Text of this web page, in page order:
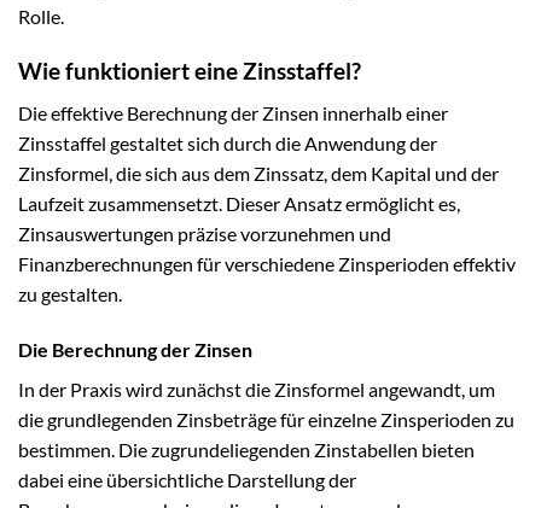
Rolle.
Wie funktioniert eine Zinsstaffel?
Die effektive Berechnung der Zinsen innerhalb einer
Zinsstaffel gestaltet sich durch die Anwendung der
Zinsformel, die sich aus dem Zinssatz, dem Kapital und der
Laufzeit zusammensetzt. Dieser Ansatz ermöglicht es,
Zinsauswertungen präzise vorzunehmen und
Finanzberechnungen für verschiedene Zinsperioden effektiv
zu gestalten.
Die Berechnung der Zinsen
In der Praxis wird zunächst die Zinsformel angewandt, um
die grundlegenden Zinsbeträge für einzelne Zinsperioden zu
bestimmen. Die zugrundeliegenden Zinstabellen bieten
dabei eine übersichtliche Darstellung der